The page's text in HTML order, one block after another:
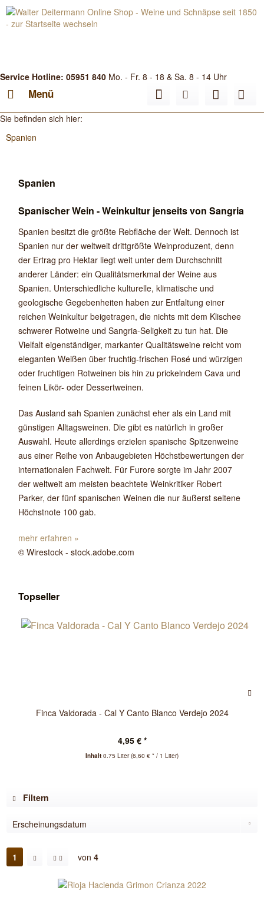
Service Hotline: 05951 840 Mo. - Fr. 8 - 18 & Sa. 8 - 14 Uhr
Menü
Sie befinden sich hier:
Spanien
Spanien
Spanischer Wein - Weinkultur jenseits von Sangria
Spanien besitzt die größte Rebfläche der Welt. Dennoch ist
Spanien nur der weltweit drittgrößte Weinproduzent, denn
der Ertrag pro Hektar liegt weit unter dem Durchschnitt
anderer Länder: ein Qualitätsmerkmal der Weine aus
Spanien. Unterschiedliche kulturelle, klimatische und
geologische Gegebenheiten haben zur Entfaltung einer
reichen Weinkultur beigetragen, die nichts mit dem Klischee
schwerer Rotweine und Sangria-Seligkeit zu tun hat. Die
Vielfalt eigenständiger, markanter Qualitätsweine reicht vom
eleganten Weißen über fruchtig-frischen Rosé und würzigen
oder fruchtigen Rotweinen bis hin zu prickelndem Cava und
feinen Likör- oder Dessertweinen.
Das Ausland sah Spanien zunächst eher als ein Land mit
günstigen Alltagsweinen. Die gibt es natürlich in großer
Auswahl. Heute allerdings erzielen spanische Spitzenweine
aus einer Reihe von Anbaugebieten Höchstbewertungen der
internationalen Fachwelt. Für Furore sorgte im Jahr 2007
der weltweit am meisten beachtete Weinkritiker Robert
Parker, der fünf spanischen Weinen die nur äußerst seltene
Höchstnote 100 gab.
mehr erfahren »
© Wirestock - stock.adobe.com
Topseller
Finca Valdorada - Cal Y Canto Blanco Verdejo 2024
4,95 € *
Inhalt 0.75 Liter(6,60 € * / 1 Liter)
Filtern
1 von 4